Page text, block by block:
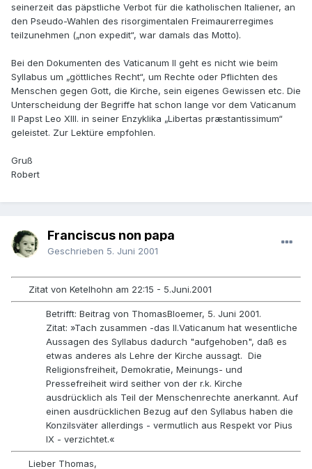
seinerzeit das päpstliche Verbot für die katholischen Italiener, an
den Pseudo-Wahlen des risorgimentalen Freimaurerregimes
teilzunehmen („non expedit“, war damals das Motto).
Bei den Dokumenten des Vaticanum II geht es nicht wie beim
Syllabus um „göttliches Recht“, um Rechte oder Pflichten des
Menschen gegen Gott, die Kirche, sein eigenes Gewissen etc. Die
Unterscheidung der Begriffe hat schon lange vor dem Vaticanum
II Papst Leo XIII. in seiner Enzyklika „Libertas præstantissimum“
geleistet. Zur Lektüre empfohlen.
Gruß
Robert
Franciscus non papa
Geschrieben 5. Juni 2001
Zitat von Ketelhohn am 22:15 - 5.Juni.2001
Betrifft: Beitrag von ThomasBloemer, 5. Juni 2001.
Zitat: »Tach zusammen -das II.Vaticanum hat wesentliche
Aussagen des Syllabus dadurch "aufgehoben", daß es
etwas anderes als Lehre der Kirche aussagt. Die
Religionsfreiheit, Demokratie, Meinungs- und
Pressefreiheit wird seither von der r.k. Kirche
ausdrücklich als Teil der Menschenrechte anerkannt. Auf
einen ausdrücklichen Bezug auf den Syllabus haben die
Konzilsväter allerdings - vermutlich aus Respekt vor Pius
IX - verzichtet.«
Lieber Thomas,